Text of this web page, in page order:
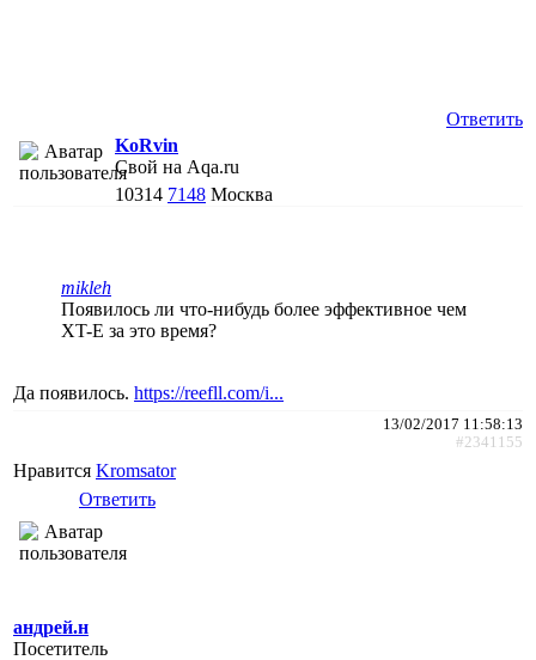
Ответить
KoRvin
Свой на Aqa.ru
10314 7148 Москва
mikleh
Появилось ли что-нибудь более эффективное чем
XT-E за это время?
Да появилось. https://reefll.com/i...
13/02/2017 11:58:13
#2341155
Нравится Kromsator
Ответить
андрей.н
Посетитель